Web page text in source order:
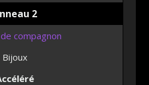
2
de compagnon
Bijoux